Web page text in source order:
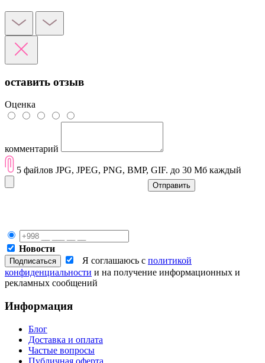
оставить отзыв
Оценка
комментарий
5 файлов JPG, JPEG, PNG, BMP, GIF. до 30 Мб каждый
Отправить
Новости
Я соглашаюсь с политикой
конфиденциальности и на получение информационных и
рекламных сообщений
Информация
Блог
Доставка и оплата
Частые вопросы
Публичная оферта